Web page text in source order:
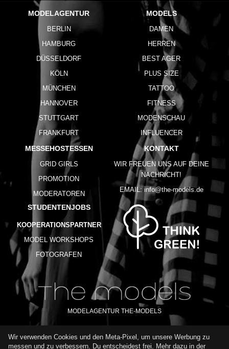
MODELAGENTUR
BERLIN
HAMBURG
DÜSSELDORF
KÖLN
MÜNCHEN
HANNOVER
STUTTGART
FRANKFURT
MODELS
DAMEN
HERREN
BEST AGER
PLUS SIZE
TATTOO
FITNESS
MODENSCHAU
INFLUENCER
MESSEHOSTESSEN
GRID GIRLS
PROMOTION
MODERATOREN
STUDENTENJOBS
KOOPERATIONSPARTNER
MODEL WORKSHOPS
FOTOGRAFEN
KONTAKT
WIR FREUEN UNS AUF DEINE
NACHRICHT!
EMAIL: info@the-models.de
MODELAGENTUR THE-MODELS
IMPRESSUM AGB DATENSCHUTZ
Wir verwenden Cookies und den Meta-Pixel, um unsere Werbung zu
messen und zu verbessern. Du entscheidest frei. Mehr dazu in der